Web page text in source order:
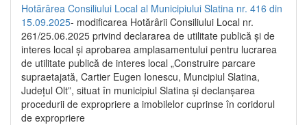
Hotărârea Consiliului Local al Municipiului Slatina nr. 416 din
15.09.2025- modificarea Hotărârii Consiliului Local nr.
261/25.06.2025 privind declararea de utilitate publică și de
interes local și aprobarea amplasamentului pentru lucrarea
de utilitate publică de interes local „Construire parcare
supraetajată, Cartier Eugen Ionescu, Muncipiul Slatina,
Județul Olt”, situat în municipiul Slatina și declanșarea
procedurii de expropriere a imobilelor cuprinse în coridorul
de expropriere